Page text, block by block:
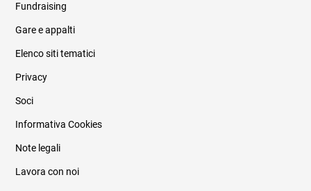
Informazioni legali e trasparenza
Fundraising
Gare e appalti
Elenco siti tematici
Privacy
Soci
Informativa Cookies
Note legali
Lavora con noi